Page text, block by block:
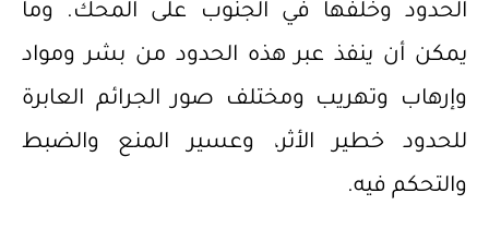
الحدود وخلفها في الجنوب على المحك. وما
يمكن أن ينفذ عبر هذه الحدود من بشر ومواد
وإرهاب وتهريب ومختلف صور الجرائم العابرة
للحدود خطير الأثر، وعسير المنع والضبط
والتحكم فيه.